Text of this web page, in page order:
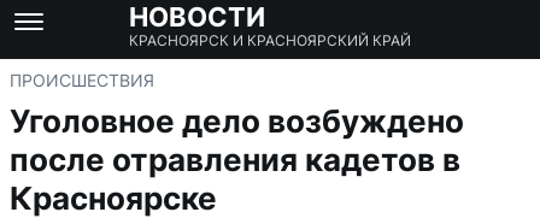
НОВОСТИ
КРАСНОЯРСК И КРАСНОЯРСКИЙ КРАЙ
ПРОИСШЕСТВИЯ
Уголовное дело возбуждено
после отравления кадетов в
Красноярске